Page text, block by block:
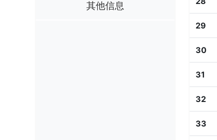
其他信息
29
30
31
32
33